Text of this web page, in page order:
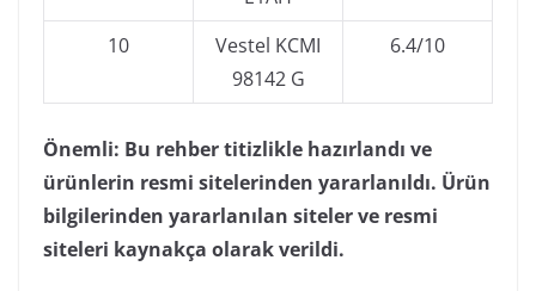
10
Vestel KCMI
98142 G
6.4/10
Önemli: Bu rehber titizlikle hazırlandı ve
ürünlerin resmi sitelerinden yararlanıldı. Ürün
bilgilerinden yararlanılan siteler ve resmi
siteleri kaynakça olarak verildi.